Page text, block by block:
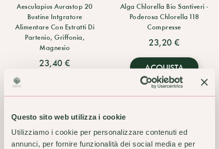
Questo sito web utilizza i cookie
Utilizziamo i cookie per personalizzare contenuti ed
annunci, per fornire funzionalità dei social media e per
Aesculapius Aurastop 20
Bustine Intgratore
Alimentare Con Estratti Di
Partenio, Griffonia,
Magnesio
23,40 €
Alga Chlorella Bio Santiveri -
Poderosa Chlorella 118
Compresse
23,20 €
ACQUISTA